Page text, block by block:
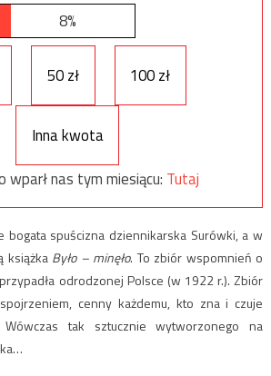
8%
50 zł 100 zł
Inna kwota
wparł nas tym miesiącu: Tutaj
bogata spuścizna dziennikarska Surówki, a w
książka Było – minęło. To zbiór wspomnień o
odrodzonej Polsce (w 1922 r.). Zbiór
cenny każdemu, kto zna i czuje
Wówczas tak sztucznie wytworzonego na